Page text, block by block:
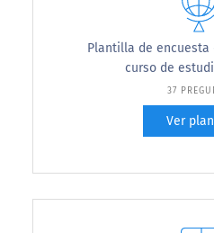
Plantilla de
curso de
37
Ver